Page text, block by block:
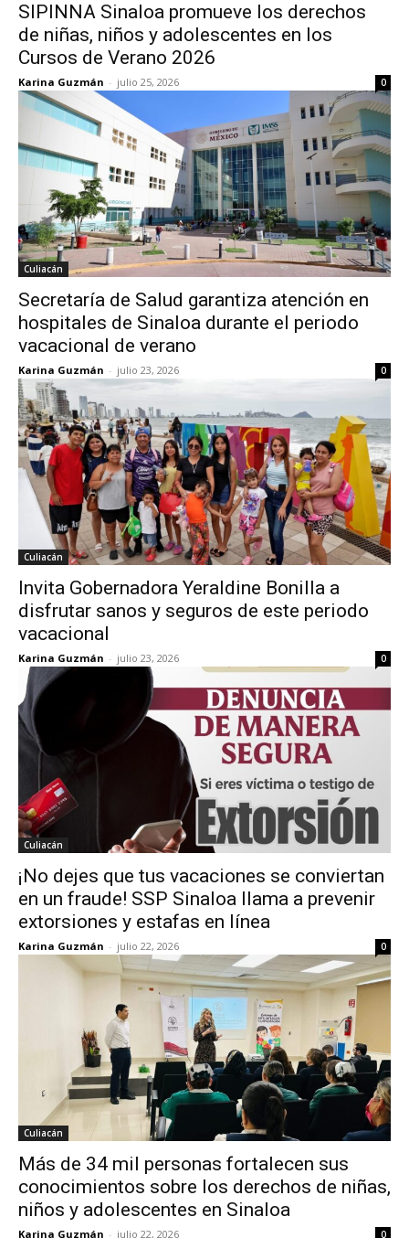
SIPINNA Sinaloa promueve los derechos
de niñas, niños y adolescentes en los
Cursos de Verano 2026
Karina Guzmán - julio 25, 2026 0
Culiacán
Secretaría de Salud garantiza atención en
hospitales de Sinaloa durante el periodo
vacacional de verano
Karina Guzmán - julio 23, 2026 0
Culiacán
Invita Gobernadora Yeraldine Bonilla a
disfrutar sanos y seguros de este periodo
vacacional
Karina Guzmán - julio 23, 2026 0
Culiacán
¡No dejes que tus vacaciones se conviertan
en un fraude! SSP Sinaloa llama a prevenir
extorsiones y estafas en línea
Karina Guzmán - julio 22, 2026 0
Culiacán
Más de 34 mil personas fortalecen sus
conocimientos sobre los derechos de niñas,
niños y adolescentes en Sinaloa
Karina Guzmán - julio 22, 2026 0